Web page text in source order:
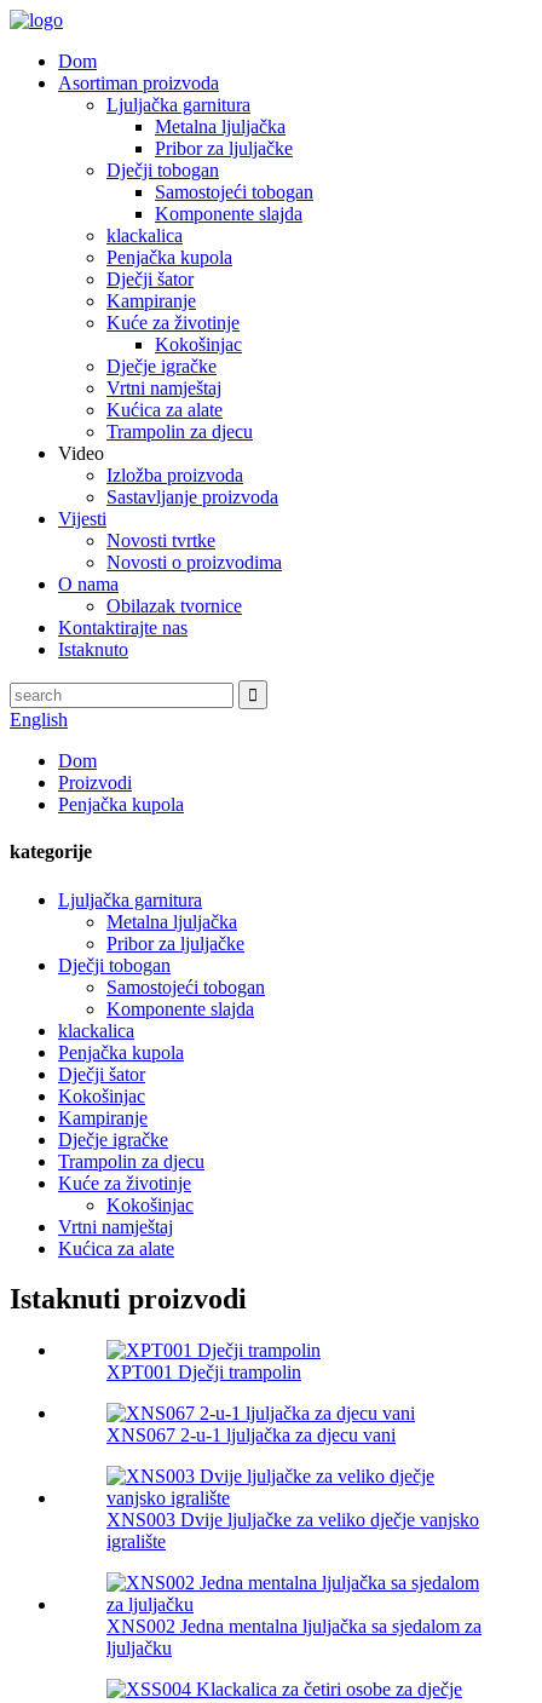
Dom
Asortiman proizvoda
Ljuljačka garnitura
Metalna ljuljačka
Pribor za ljuljačke
Dječji tobogan
Samostojeći tobogan
Komponente slajda
klackalica
Penjačka kupola
Dječji šator
Kampiranje
Kuće za životinje
Kokošinjac
Dječje igračke
Vrtni namještaj
Kućica za alate
Trampolin za djecu
Video
Izložba proizvoda
Sastavljanje proizvoda
Vijesti
Novosti tvrtke
Novosti o proizvodima
O nama
Obilazak tvornice
Kontaktirajte nas
Istaknuto
English
Dom
Proizvodi
Penjačka kupola
kategorije
Ljuljačka garnitura
Metalna ljuljačka
Pribor za ljuljačke
Dječji tobogan
Samostojeći tobogan
Komponente slajda
klackalica
Penjačka kupola
Dječji šator
Kokošinjac
Kampiranje
Dječje igračke
Trampolin za djecu
Kuće za životinje
Kokošinjac
Vrtni namještaj
Kućica za alate
Istaknuti proizvodi
XPT001 Dječji trampolin
XNS067 2-u-1 ljuljačka za djecu vani
XNS003 Dvije ljuljačke za veliko dječje vanjsko
igralište
XNS002 Jedna mentalna ljuljačka sa sjedalom za
ljuljačku